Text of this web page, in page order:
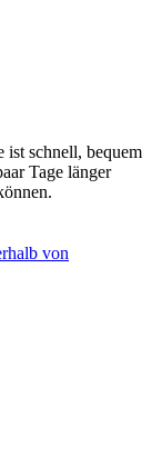
ist schnell, bequem
Tage länger
von